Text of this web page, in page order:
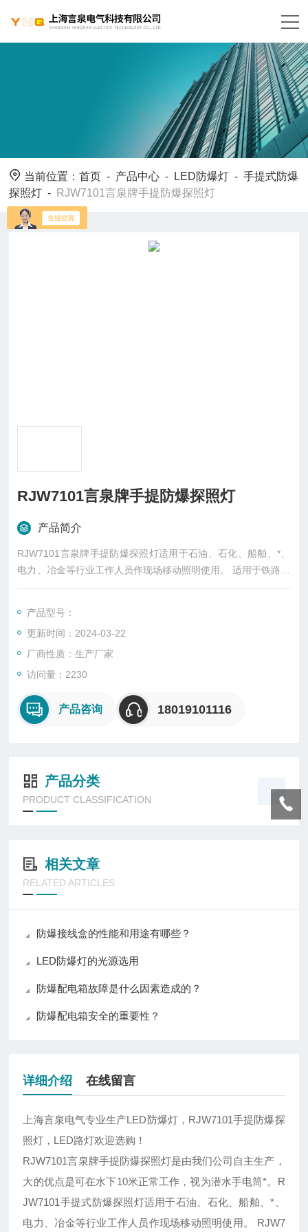
当前位置：首页 - 产品中心 - LED防爆灯 -手提式防爆
探照灯 - RJW7101言泉牌手提防爆探照灯
RJW7101言泉牌手提防爆探照灯
产品简介
RJW7101言泉牌手提防爆探照灯适用于石油、石化、船舶、*、
电力、冶金等行业工作人员作现场移动照明使用。 适用于铁路、
航运及其他交通运输业，特殊行业作为信号指示和安全指示。
·安全防爆: 本安型Z高防爆等级，可在各种易燃易爆场所安全工
作。
产品型号：
更新时间：2024-03-22
厂商性质：生产厂家
访问量：2230
产品咨询 18019101116
产品分类
PRODUCT CLASSIFICATION
相关文章
RELATED ARTICLES
防爆接线盒的性能和用途有哪些？
LED防爆灯的光源选用
防爆配电箱故障是什么因素造成的？
防爆配电箱安全的重要性？
详细介绍 在线留言
上海言泉电气专业生产LED防爆灯，RJW7101手提防爆探
照灯，LED路灯欢迎选购！
RJW7101言泉牌手提防爆探照灯是由我们公司自主生产，
大的优点是可在水下10米正常工作，视为潜水手电筒*。R
JW7101手提式防爆探照灯适用于石油、石化、船舶、*、
电力、冶金等行业工作人员作现场移动照明使用。 RJW7